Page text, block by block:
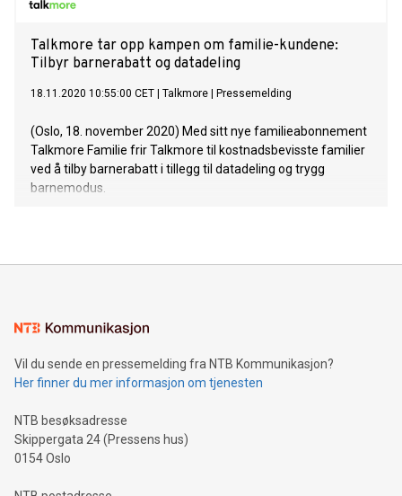
​Talkmore tar opp kampen om familie-kundene:
Tilbyr barnerabatt og datadeling
18.11.2020 10:55:00 CET Talkmore Pressemelding
(Oslo, 18. november 2020) Med sitt nye familieabonnement
Talkmore Familie frir Talkmore til kostnadsbevisste familier
ved å tilby barnerabatt i tillegg til datadeling og trygg
barnemodus.
Vil du sende en pressemelding fra NTB Kommunikasjon?
Her finner du mer informasjon om tjenesten
NTB besøksadresse
Skippergata 24 (Pressens hus)
0154 Oslo